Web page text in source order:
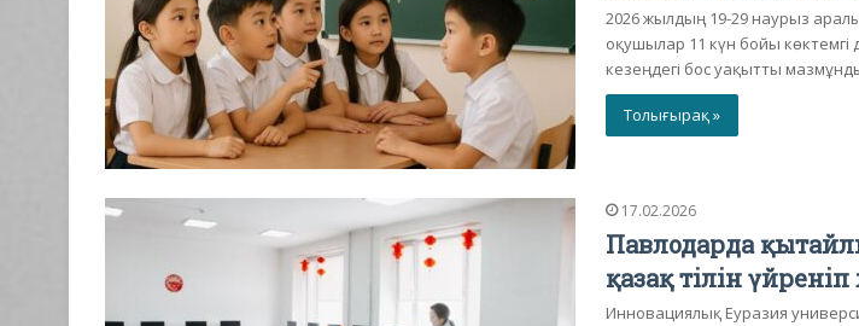
2026 жылдың 19-29 наурыз
оқушылар 11 күн бойы
кезеңдегі бос уақытты
Толығырақ »
17.02.2026
Павлодарда
қазақ тілін
Инновациялық Еуразия